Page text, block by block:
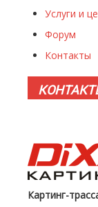
Услуги и
Форум
Контакты
Картинг-